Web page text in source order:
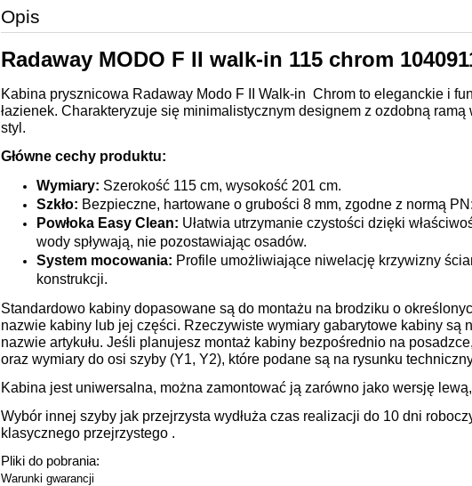
Opis
Radaway MODO F II walk-in 115 chrom
Kabina prysznicowa Radaway Modo F II Walk-in Chrom to eleganckie i
łazienek. Charakteryzuje się minimalistycznym designem z ozdobną
styl.
Główne cechy produktu:
Wymiary: Szerokość 115 cm, wysokość 201 cm.
Szkło: Bezpieczne, hartowane o grubości 8 mm, zgodne z normą
Powłoka Easy Clean: Ułatwia utrzymanie czystości dzięki
wody spływają, nie pozostawiając osadów.
System mocowania: Profile umożliwiające niwelację krzywizny
konstrukcji.
Standardowo kabiny dopasowane są do montażu na brodziku o
nazwie kabiny lub jej części. Rzeczywiste wymiary gabarytowe kabiny są
nazwie artykułu. Jeśli planujesz montaż kabiny bezpośrednio na
oraz wymiary do osi szyby (Y1, Y2), które podane są na rysunku
Kabina jest uniwersalna, można zamontować ją zarówno jako wersję
Wybór innej szyby jak przejrzysta wydłuża czas realizacji do 10 dni
klasycznego przejrzystego .
Pliki do pobrania:
Warunki gwarancji